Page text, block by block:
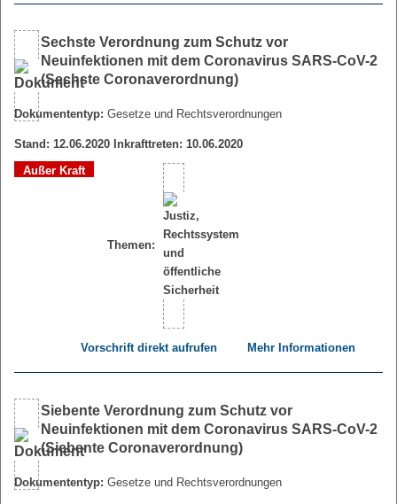
Sechste Verordnung zum Schutz vor
Neuinfektionen mit dem Coronavirus SARS-CoV-2
(Sechste Coronaverordnung)
Dokumententyp: Gesetze und Rechtsverordnungen
Stand: 12.06.2020 Inkrafttreten: 10.06.2020
Außer Kraft
Themen:
Vorschrift direkt aufrufen Mehr Informationen
Siebente Verordnung zum Schutz vor
Neuinfektionen mit dem Coronavirus SARS-CoV-2
(Siebente Coronaverordnung)
Dokumententyp: Gesetze und Rechtsverordnungen